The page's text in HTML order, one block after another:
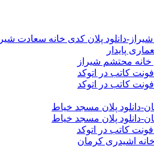
دانلود پلان کدی خانه سعادت
پایدار
خانه محتشم شیراز
کاتب در اتوکد
کاتب در اتوکد
دانلود پلان مسجد خیاط
دانلود پلان مسجد خیاط
فونت کاتب در اتوکد
اشیدری کرمان